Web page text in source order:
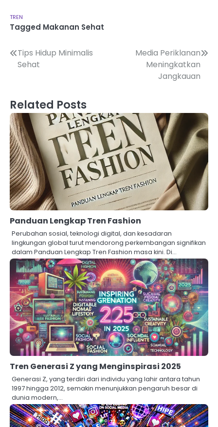
TREN
Tagged Makanan Sehat
Navigasi
Tips Hidup Minimalis
Sehat
Media Periklanan
Meningkatkan
Jangkauan
Related Posts
Panduan Lengkap Tren Fashion
Perubahan sosial, teknologi digital, dan kesadaran
lingkungan global turut mendorong perkembangan signifikan
dalam Panduan Lengkap Tren Fashion masa kini. Di…
Tren Generasi Z yang Menginspirasi 2025
Generasi Z, yang terdiri dari individu yang lahir antara tahun
1997 hingga 2012, semakin menunjukkan pengaruh besar di
dunia modern,…